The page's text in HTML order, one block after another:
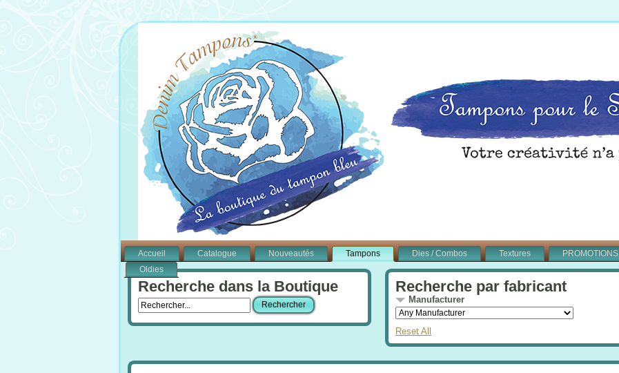
Accueil Catalogue Nouveautés Tampons Dies / Combos Textures PROMOTIONS
Oldies
Recherche dans la Boutique Recherche par fabricant
Manufacturer
Reset All